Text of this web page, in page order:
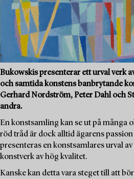
Bukowskis presenterar ett urval verk
och samtida konstens banbrytande
Gerhard Nordström, Peter Dahl och
andra.
En konstsamling kan se ut på många
röd tråd är dock alltid ägarens
presenteras en konstsamlares urval
konstverk av hög kvalitet.
Kanske kan detta vara steget till att